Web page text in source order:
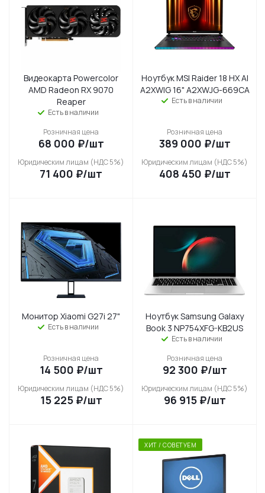
Видеокарта Powercolor
AMD Radeon RX 9070
Reaper
Есть в наличии
Розничная цена
68 000 ₽/шт
Юридическим лицам (НДС 5%)
71 400 ₽/шт
Ноутбук MSI Raider 18 HX AI
A2XWIG 16" A2XWJG-669CA
Есть в наличии
Розничная цена
389 000 ₽/шт
Юридическим лицам (НДС 5%)
408 450 ₽/шт
Монитор Xiaomi G27i 27"
Есть в наличии
Розничная цена
14 500 ₽/шт
Юридическим лицам (НДС 5%)
15 225₽/шт
Ноутбук Samsung Galaxy
Book 3 NP754XFG-KB2US
Есть в наличии
Розничная цена
92 300 ₽/шт
Юридическим лицам (НДС 5%)
96 915₽/шт
ХИТ / СОВЕТУЕМ